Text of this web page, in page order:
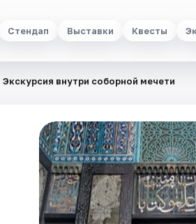
Стендап Выставки Квесты
Экскурсия внутри соборной мечети